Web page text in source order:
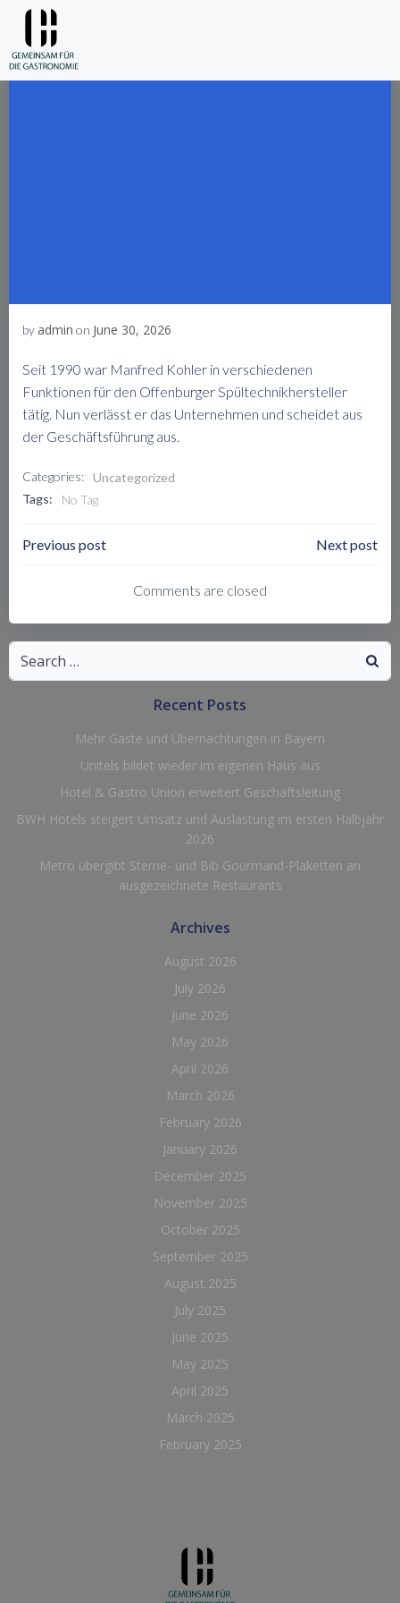
by admin on June 30, 2026
Seit 1990 war Manfred Kohler in verschiedenen
Funktionen für den Offenburger Spültechnikhersteller
tätig. Nun verlässt er das Unternehmen und scheidet aus
der Geschäftsführung aus.
Categories: Uncategorized
Tags:
No Tag
Post
Navigation
Previous post
Navigation
Next post
Comments are closed
Search
for:
Recent Posts
Mehr Gäste und Übernachtungen in Bayern
Unitels bildet wieder im eigenen Haus aus
Hotel & Gastro Union erweitert Geschäftsleitung
BWH Hotels steigert Umsatz und Auslastung im ersten Halbjahr
2026
Metro übergibt Sterne- und Bib Gourmand-Plaketten an
ausgezeichnete Restaurants
Archives
August 2026
July 2026
June 2026
May 2026
April 2026
March 2026
February 2026
January 2026
December 2025
November 2025
October 2025
September 2025
August 2025
July 2025
June 2025
May 2025
April 2025
March 2025
February 2025